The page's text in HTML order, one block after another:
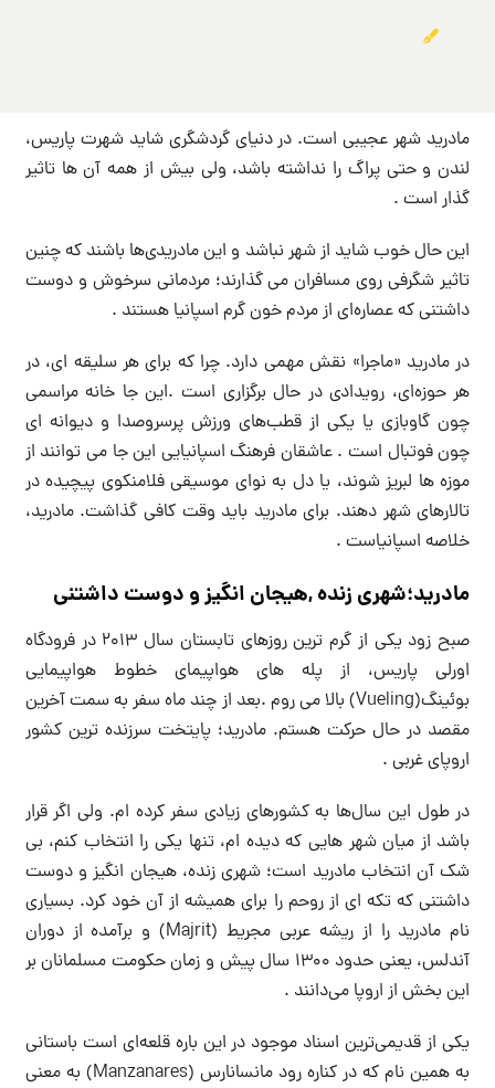
مادرید شهر عجیبی است. در دنیای گردشگری شاید شهرت پاریس،
لندن و حتی پراگ را نداشته باشد، ولی بیش از همه آن ها تاثیر
گذار است .
این حال خوب شاید از شهر نباشد و این مادریدی‌ها باشند که چنین
تاثیر شگرفی روی مسافران می گذارند؛ مردمانی سرخوش و دوست
داشتنی که عصاره‌ای از مردم خون گرم اسپانیا هستند .
در مادرید «ماجرا» نقش مهمی دارد. چرا که برای هر سلیقه ای، در
هر حوزه‌ای، رویدادی در حال برگزاری است .این جا خانه مراسمی
چون گاوبازی یا یکی از قطب‌های ورزش پرسروصدا و دیوانه ای
چون فوتبال است . عاشقان فرهنگ اسپانیایی این جا می توانند از
موزه ها لبریز شوند، یا دل به نوای موسیقی فلامنکوی پیچیده در
تالارهای شهر دهند. برای مادرید باید وقت کافی گذاشت. مادرید،
خلاصه اسپانیاست .
مادرید؛شهری زنده ,هیجان انگیز و دوست داشتنی
صبح زود یکی از گرم ترین روزهای تابستان سال ۲۰۱۳ در فرودگاه
اورلی پاریس، از پله های هواپیمای خطوط هواپیمایی
بوئینگ(Vueling) بالا می روم .بعد از چند ماه سفر به سمت آخرین
مقصد در حال حرکت هستم. مادرید؛ پایتخت سرزنده ترین کشور
اروپای غربی .
در طول این سال‌ها به کشورهای زیادی سفر کرده ام. ولی اگر قرار
باشد از میان شهر هایی که دیده ام، تنها یکی را انتخاب کنم، بی
شک آن انتخاب مادرید است؛ شهری زنده، هیجان انگیز و دوست
داشتنی که تکه ای از روحم را برای همیشه از آن خود کرد. بسیاری
نام مادرید را از ریشه عربی مجریط (Majrit) و برآمده از دوران
آندلس، یعنی حدود ۱۳۰۰ سال پیش و زمان حکومت مسلمانان بر
این بخش از اروپا می‌دانند .
یکی از قدیمی‌ترین اسناد موجود در این باره قلعه‌ای است باستانی
به همین نام که در کناره رود مانسانارس (Manzanares) به معنی